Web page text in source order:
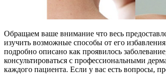
Обращаем ваше внимание что весь
изучить возможные способы от его
подробно описано как проявилось
консультироваться с профессиональными
каждого пациента. Если у вас есть вопросы,